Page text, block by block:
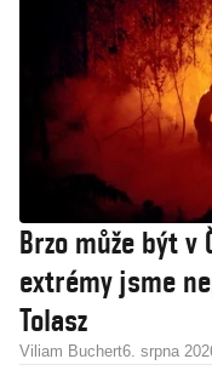
Brzo může být v
extrémy jsme
Tolasz
Viliam Buchert6. srpna